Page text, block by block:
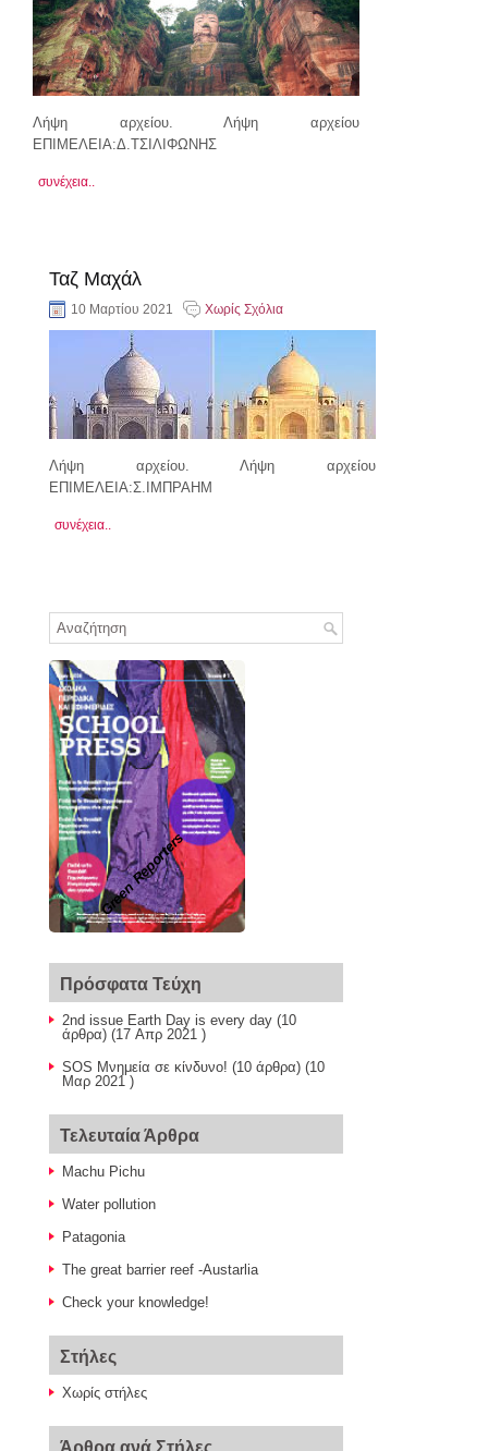
Λήψη αρχείου. Λήψη αρχείου
ΕΠΙΜΕΛΕΙΑ:Δ.ΤΣΙΛΙΦΩΝΗΣ
συνέχεια..
Ταζ Μαχάλ
10 Μαρτίου 2021 Χωρίς Σχόλια
Λήψη αρχείου. Λήψη αρχείου
ΕΠΙΜΕΛΕΙΑ:Σ.ΙΜΠΡΑΗΜ
συνέχεια..
Green Reporters
Πρόσφατα Τεύχη
2nd issue Earth Day is every day (10
άρθρα) (17 Απρ 2021 )
SOS Μνημεία σε κίνδυνο! (10 άρθρα) (10
Μαρ 2021 )
Τελευταία Άρθρα
Machu Pichu
Water pollution
Patagonia
The great barrier reef -Austarlia
Check your knowledge!
Στήλες
Χωρίς στήλες
Άρθρα ανά Στήλες